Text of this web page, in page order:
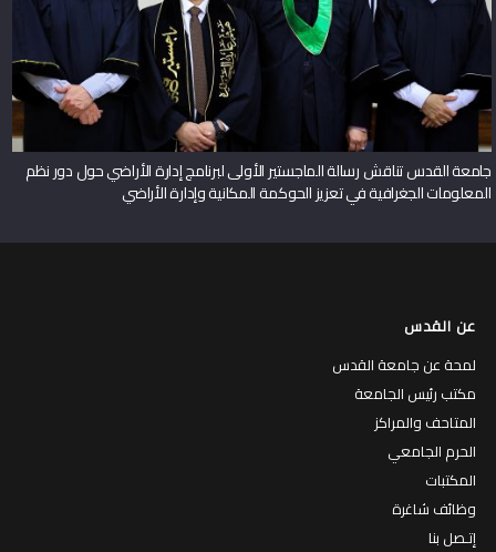
جامعة القدس تناقش رسالة الماجستير الأولى لبرنامج إدارة الأراضي حول دور نظم
المعلومات الجغرافية في تعزيز الحوكمة المكانية وإدارة الأراضي
عن القدس
لمحة عن جامعة القدس
مكتب رئيس الجامعة
المتاحف والمراكز
الحرم الجامعي
المكتبات
وظائف شاغرة
إتـصل بنا